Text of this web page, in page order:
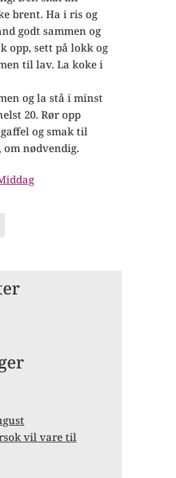
brent. Ha i ris og
godt sammen og
opp, sett på lokk og
til lav. La koke i
og la stå i minst
20. Rør opp
og smak til
om nødvendig.
vil vare til